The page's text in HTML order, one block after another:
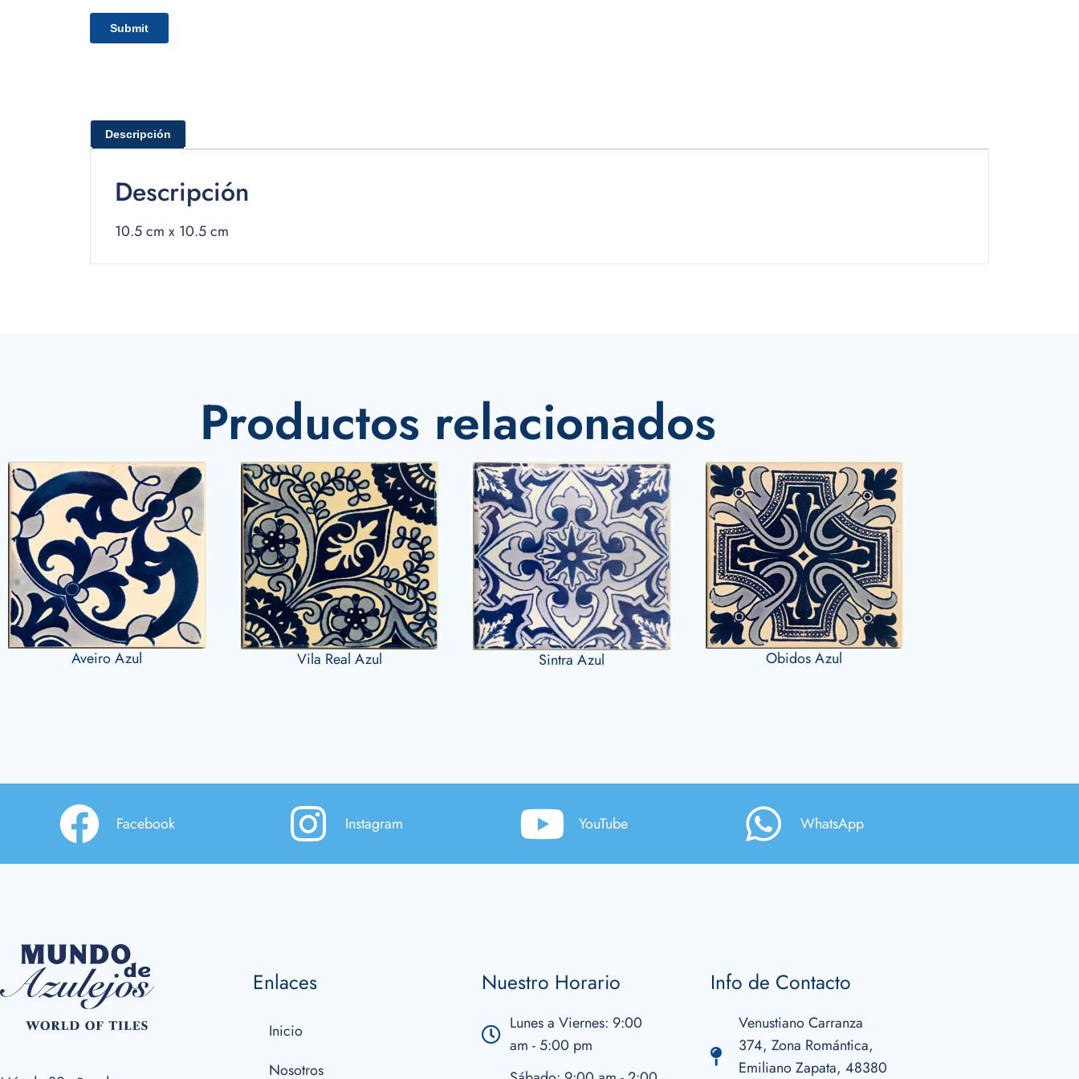
Descripción
Descripción
10.5 cm x 10.5 cm
Productos relacionados
Aveiro Azul Vila Real Azul Sintra Azul Obidos Azul
Facebook Instagram YouTube WhatsApp
Enlaces
Inicio
Nosotros
Nuestro Horario
Lunes a Viernes: 9:00
am - 5:00 pm
Info de Contacto
Venustiano Carranza
374, Zona Romántica,
Emiliano Zapata, 48380